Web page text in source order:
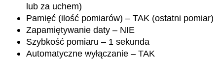
lub za uchem)
Pamięć (ilość pomiarów) –TAK (ostatni pomiar)
Zapamiętywanie daty – NIE
Szybkość pomiaru – 1 sekunda
Automatyczne wyłączanie –TAK